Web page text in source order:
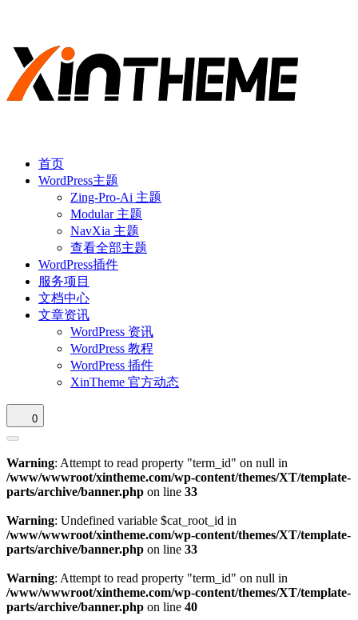
首页
WordPress主题
Zing-Pro-Ai 主题
Modular 主题
NavXia 主题
查看全部主题
WordPress插件
服务项目
文档中心
文章资讯
WordPress 资讯
WordPress 教程
WordPress 插件
XinTheme 官方动态
0
Warning: Attempt to read property "term_id" on null in
/www/wwwroot/xintheme.com/wp-content/themes/XT/template-
parts/archive/banner.php on line 33
Warning: Undefined variable $cat_root_id in
/www/wwwroot/xintheme.com/wp-content/themes/XT/template-
parts/archive/banner.php on line 33
Warning: Attempt to read property "term_id" on null in
/www/wwwroot/xintheme.com/wp-content/themes/XT/template-
parts/archive/banner.php on line 40